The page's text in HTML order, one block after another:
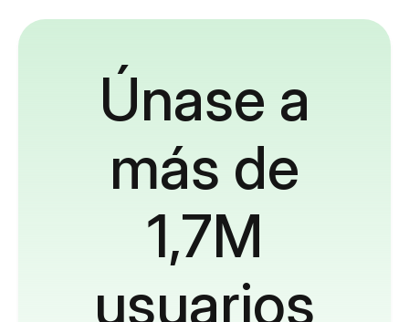
Únase a
más de
1,7M
usuarios